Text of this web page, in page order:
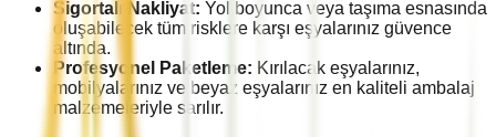
Sigortalı Nakliyat: Yol boyunca veya taşıma esnasında
oluşabilecek tüm risklere karşı eşyalarınız güvence
altında.
Profesyonel Paketleme: Kırılacak eşyalarınız,
mobilyalarınız ve beyaz eşyalarınız en kaliteli ambalaj
malzemeleriyle sarılır.